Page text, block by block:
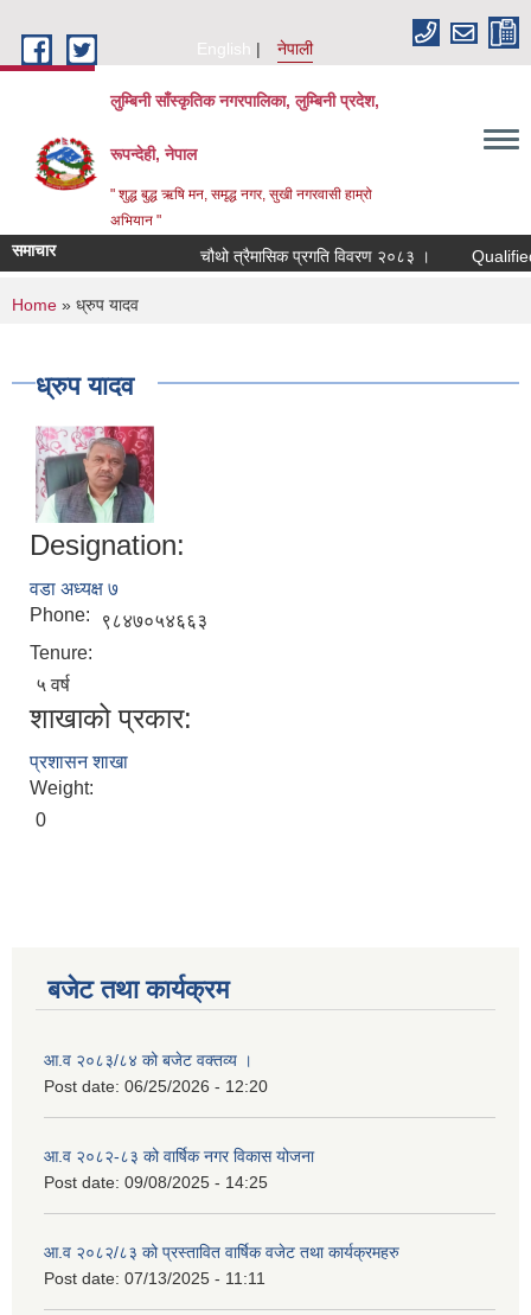
English
नेपाली
लुम्बिनी साँस्कृतिक नगरपालिका, लुम्बिनी प्रदेश,
रूपन्देही, नेपाल
" शुद्ध बुद्ध ऋषि मन, समृद्ध नगर, सुखी नगरवासी हाम्रो
अभियान "
समाचार चौथो त्रैमासिक प्रगति विवरण २०८३ । Qualified
You are here
Home » ध्रुप यादव
ध्रुप यादव
Designation:
वडा अध्यक्ष ७
Phone:
९८४७०५४६६३
Tenure:
५ वर्ष
शाखाको प्रकार:
प्रशासन शाखा
Weight:
0
बजेट तथा कार्यक्रम
आ.व २०८३/८४ को बजेट वक्तव्य ।
Post date: 06/25/2026 - 12:20
आ.व २०८२-८३ को वार्षिक नगर विकास योजना
Post date: 09/08/2025 - 14:25
आ.व २०८२/८३ को प्रस्तावित वार्षिक वजेट तथा कार्यक्रमहरु
Post date: 07/13/2025 - 11:11